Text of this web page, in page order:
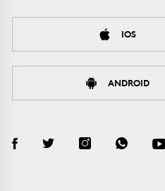
IOS
ANDROID